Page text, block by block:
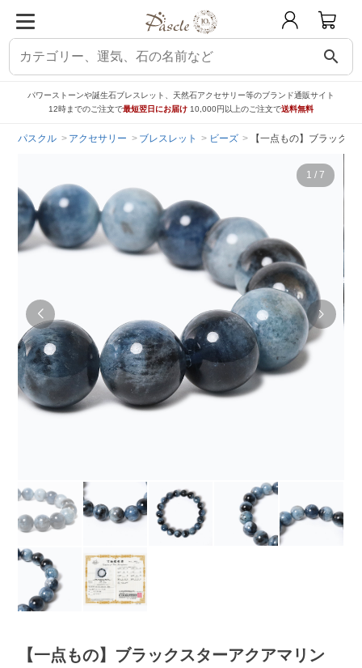
search
パワーストーンや誕生石ブレスレット、天然石アクセサリー等のブランド通販サイト
12時までのご注文で最短翌日にお届け 10,000円以上のご注文で送料無料
パスクル アクセサリー ブレスレット ビーズ 【一点もの】ブラック
1 / 7
【一点もの】ブラックスターアクアマリン